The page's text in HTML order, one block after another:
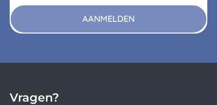
AANMELDEN
Vragen?